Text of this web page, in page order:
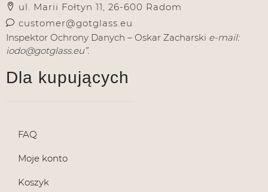
ul. Marii Fołtyn 11, 26-600 Radom
customer@gotglass.eu
Inspektor Ochrony Danych – Oskar Zacharski e-mail:
iodo@gotglass.eu”.
Dla kupujących
FAQ
Moje konto
Koszyk